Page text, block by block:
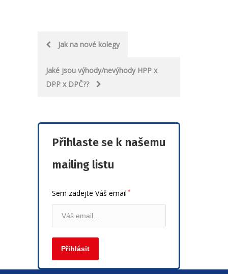
Post
navigation
Jak na nové kolegy
Jaké jsou výhody/nevýhody HPP x
DPP x DPČ??
Přihlaste se k našemu
mailing listu
Sem zadejte Váš email *